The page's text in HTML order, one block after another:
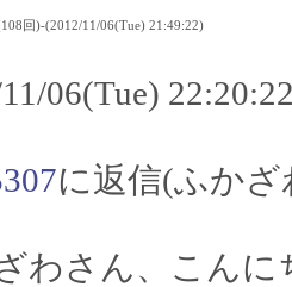
回)-(2012/11/06(Tue) 21:49:22)
06(Tue)
に返信(ふか
わさん、こんに